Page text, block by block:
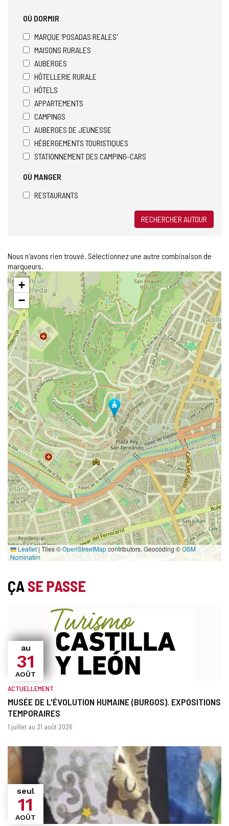
OÙ DORMIR
MARQUE 'POSADAS REALES'
MAISONS RURALES
AUBERGES
HÔTELLERIE RURALE
HÔTELS
APPARTEMENTS
CAMPINGS
AUBERGES DE JEUNESSE
HÉBERGEMENTS TOURISTIQUES
STATIONNEMENT DES CAMPING-CARS
OÙ MANGER
RESTAURANTS
RECHERCHER AUTOUR
Nous n'avons rien trouvé. Sélectionnez une autre combinaison de
marqueurs.
Sauter
la
carte
+
−
Leaflet |Tiles ©OpenStreetMapcontributors. Geocoding ©OSM
Nominatim
ÇASE PASSE
MUSÉE DE L'ÉVOLUTION HUMAINE (BURGOS). EXPOSITIONS
TEMPORAIRES
au
31
AOÛT
Quand?
ACTUELLEMENT
Dates
1 juillet au 31 août 2026
seul
11
AOÛT